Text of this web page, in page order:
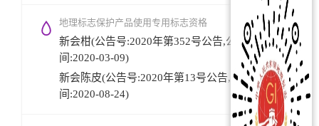
地理标志保护产品使用专用标志资格
新会柑(公告号:2020年第352号公告,公告时
间:2020-03-09)
新会陈皮(公告号:2020年第13号公告,公告时
间:2020-08-24)